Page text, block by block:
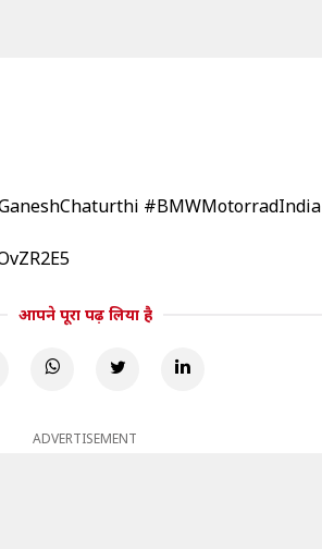
#BMWMotorradIndia
आपने पूरा पढ़ लिया है
ADVERTISEMENT